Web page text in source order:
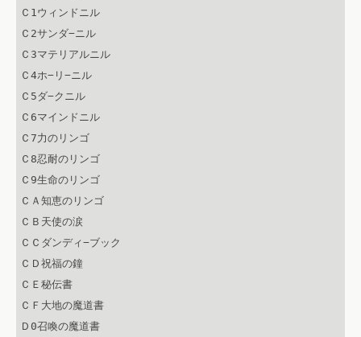
Ｃ1ウィンドニル
Ｃ2サンダ−ニル
Ｃ3マテリアルニル
Ｃ4ホ−リ−ニル
Ｃ5ダ−クニル
Ｃ6マインドニル
Ｃ7力のリンゴ
Ｃ8忍耐のリンゴ
Ｃ9生命のリンゴ
ＣＡ知恵のリンゴ
ＣＢ天使の涙
ＣＣダンディ−ブック
ＣＤ祝福の鐘
ＣＥ秘伝書
ＣＦ大地の魔道書
Ｄ0召喚の魔道書